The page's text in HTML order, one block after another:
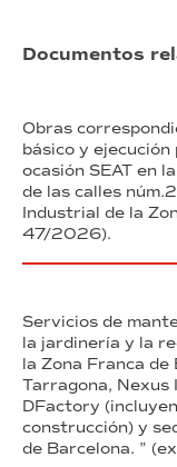
Documentos
Obras
básico y ejecución
ocasión SEAT en
de las calles
Industrial de la
47/2026).
Servicios de
la jardinería y la
la Zona Franca
Tarragona, Nexus
DFactory
construcción) y
de Barcelona. ”